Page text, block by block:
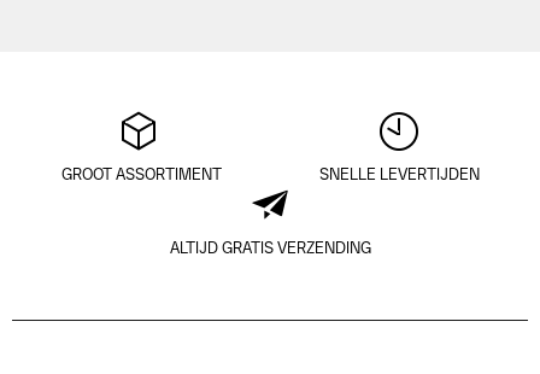
GROOT ASSORTIMENT SNELLE LEVERTIJDEN
ALTIJD GRATIS VERZENDING